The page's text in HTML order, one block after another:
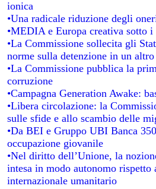
ionica
•Una radicale riduzione degli
•MEDIA e Europa creativa sotto
•La Commissione sollecita gli
norme sulla detenzione in un altro
•La Commissione pubblica la
corruzione
•Campagna Generation Awake:
•Libera circolazione: la
sulle sfide e allo scambio delle
•Da BEI e Gruppo UBI Banca
occupazione giovanile
•Nel diritto dell’Unione, la
intesa in modo autonomo
internazionale umanitario